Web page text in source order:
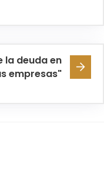
la deuda en
empresas"